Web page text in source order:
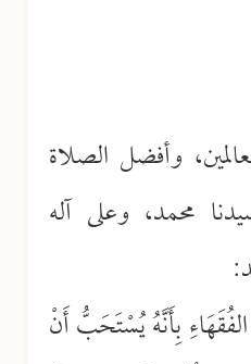
وأفضل الصلاة
محمد، وعلى آله
بِأَنَّهُ يُسْتَحَبُّ أَنْ